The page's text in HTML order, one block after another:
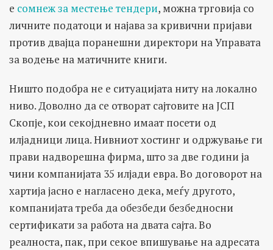
е сомнеж за местење тендери, можна трговија со
личните податоци и најава за кривични пријави
против двајца поранешни директори на Управата
за водење на матичните книги.
Ништо подобра не е ситуацијата ниту на локално
ниво. Доволно да се отворат сајтовите на ЈСП
Скопје, кои секојдневно имаат посети од
илјадници лица. Нивниот хостинг и одржување ги
прави надворешна фирма, што за две години ја
чини компанијата 35 илјади евра. Во договорот на
хартија јасно е нагласено дека, меѓу другото,
компанијата треба да обезбеди безбедносни
сертификати за работа на двата сајта. Во
реалноста, пак, при секое впишување на адресата